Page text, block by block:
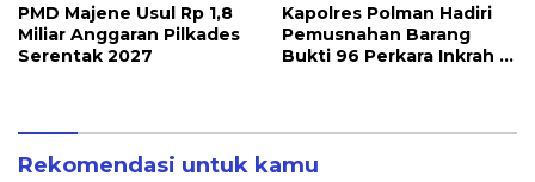
PMD Majene Usul Rp 1,8
Miliar Anggaran Pilkades
Serentak 2027
Kapolres Polman Hadiri
Pemusnahan Barang
Bukti 96 Perkara Inkrah di
Rekomendasi untuk kamu